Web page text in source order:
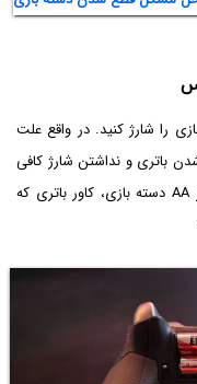
را شارژ کنید. در واقع علت
و نداشتن شارژ کافی
است. برای دسترسی به باتری‌های قلمی یا سایز AA دسته بازی، کاور باتری که